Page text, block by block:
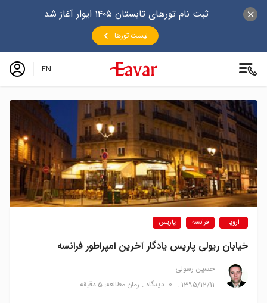
ثبت نام تورهای تابستان ۱۴۰۵ ایوار آغاز شد
لیست تورها
EN
اروپا فرانسه پاریس
خیابان ریولی پاریس یادگار آخرین امپراطور فرانسه
حسین رسولی
1395/12/11
0 دیدگاه زمان مطالعه: 5 دقیقه